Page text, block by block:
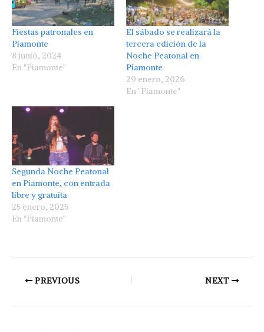
Fiestas patronales en
Piamonte
8 junio, 2024
En "Piamonte"
El sábado se realizará la
tercera edición de la
Noche Peatonal en
Piamonte
29 enero, 2026
En "Piamonte"
Segunda Noche Peatonal
en Piamonte, con entrada
libre y gratuita
25 enero, 2025
En "Piamonte"
PREVIOUS NEXT